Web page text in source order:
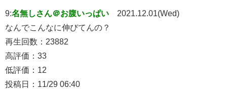
9:名無しさん＠お腹いっぱい
2021.12.01(Wed)
なんでこんなに伸びてんの？
再生回数：23882
高評価：33
低評価：12
投稿日：11/29 06:40